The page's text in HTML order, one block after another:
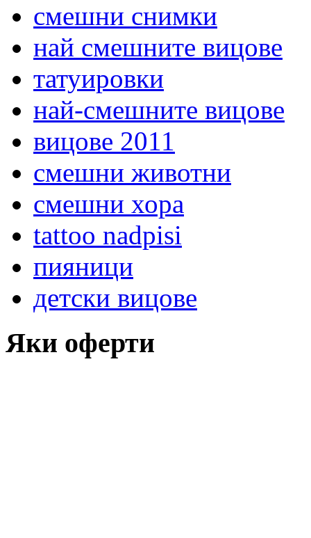
смешни снимки
най смешните вицове
татуировки
най-смешните вицове
вицове 2011
смешни животни
смешни хора
tattoo nadpisi
пияници
детски вицове
Яки оферти